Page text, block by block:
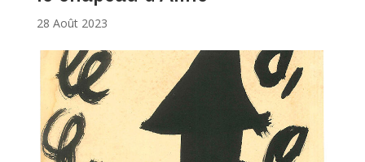
28 Août 2023